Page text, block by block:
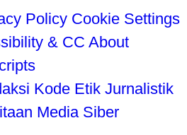
Policy Cookie Settings
& CC About
Kode Etik Jurnalistik
Media Siber